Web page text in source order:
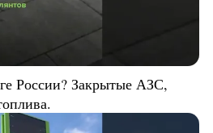
России? Закрытые АЗС,